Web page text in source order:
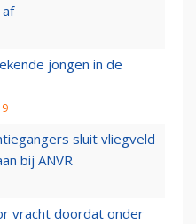
af
jongen in de
sluit vliegveld
bij ANVR
vracht doordat onder